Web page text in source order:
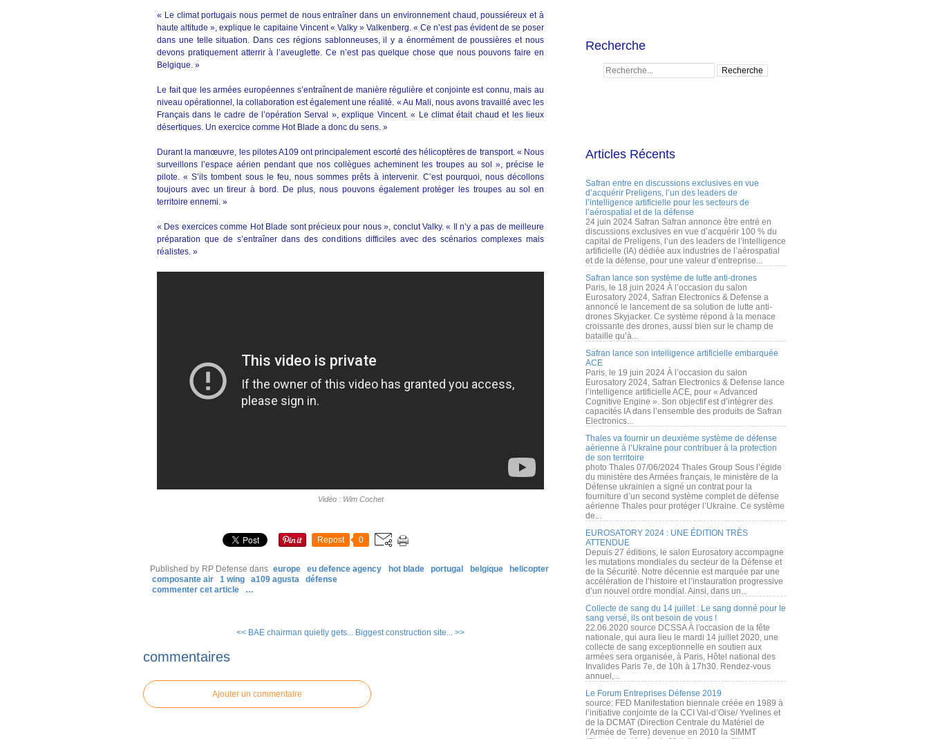
« Le climat portugais nous permet de nous entraîner dans un environnement chaud, poussiéreux et à
haute altitude », explique le capitaine Vincent « Valky » Valkenberg. « Ce n’est pas évident de se poser
dans une telle situation. Dans ces régions sablonneuses, il y a énormément de poussières et nous
devons pratiquement atterrir à l’aveuglette. Ce n’est pas quelque chose que nous pouvons faire en
Belgique. »
Le fait que les armées européennes s’entraînent de manière régulière et conjointe est connu, mais au
niveau opérationnel, la collaboration est également une réalité. « Au Mali, nous avons travaillé avec les
Français dans le cadre de l’opération Serval », explique Vincent. « Le climat était chaud et les lieux
désertiques. Un exercice comme Hot Blade a donc du sens. »
Durant la manœuvre, les pilotes A109 ont principalement escorté des hélicoptères de transport. « Nous
surveillons l’espace aérien pendant que nos collègues acheminent les troupes au sol », précise le
pilote. « S’ils tombent sous le feu, nous sommes prêts à intervenir. C’est pourquoi, nous décollons
toujours avec un tireur à bord. De plus, nous pouvons également protéger les troupes au sol en
territoire ennemi. »
« Des exercices comme Hot Blade sont précieux pour nous », conclut Valky. « Il n’y a pas de meilleure
préparation que de s’entraîner dans des conditions difficiles avec des scénarios complexes mais
réalistes. »
Vidéo : Wim Cochet
Repost 0
Published by RP Defense dans europe eu defence agency hot blade portugal belgique
helicopter
composante air
1 wing a109 agusta
défense
commenter cet article
…
<< BAE chairman quietly gets... Biggest construction site... >>
commentaires
Ajouter un commentaire
Recherche
Articles Récents
Safran entre en discussions exclusives en vue
d’acquérir Preligens, l’un des leaders de
l’intelligence artificielle pour les secteurs de
l’aérospatial et de la défense
24 juin 2024 Safran Safran annonce être entré en
discussions exclusives en vue d’acquérir 100 % du
capital de Preligens, l’un des leaders de l’intelligence
artificielle (IA) dédiée aux industries de l’aérospatial
et de la défense, pour une valeur d’entreprise...
Safran lance son système de lutte anti-drones
Paris, le 18 juin 2024 À l’occasion du salon
Eurosatory 2024, Safran Electronics & Defense a
annoncé le lancement de sa solution de lutte anti-
drones Skyjacker. Ce système répond à la menace
croissante des drones, aussi bien sur le champ de
bataille qu’à...
Safran lance son intelligence artificielle embarquée
ACE
Paris, le 19 juin 2024 À l’occasion du salon
Eurosatory 2024, Safran Electronics & Defense lance
l’intelligence artificielle ACE, pour « Advanced
Cognitive Engine ». Son objectif est d’intégrer des
capacités IA dans l’ensemble des produits de Safran
Electronics...
Thales va fournir un deuxième système de défense
aérienne à l’Ukraine pour contribuer à la protection
de son territoire
photo Thales 07/06/2024 Thales Group Sous l’égide
du ministère des Armées français, le ministère de la
Défense ukrainien a signé un contrat pour la
fourniture d’un second système complet de défense
aérienne Thales pour protéger l’Ukraine. Ce système
de...
EUROSATORY 2024 : UNE ÉDITION TRÈS
ATTENDUE
Depuis 27 éditions, le salon Eurosatory accompagne
les mutations mondiales du secteur de la Défense et
de la Sécurité. Notre décennie est marquée par une
accélération de l’histoire et l’instauration progressive
d’un nouvel ordre mondial. Ainsi, dans un...
Collecte de sang du 14 juillet : Le sang donné pour le
sang versé, ils ont besoin de vous !
22.06.2020 source DCSSA À l'occasion de la fête
nationale, qui aura lieu le mardi 14 juillet 2020, une
collecte de sang exceptionnelle en soutien aux
armées sera organisée, à Paris, Hôtel national des
Invalides Paris 7e, de 10h à 17h30. Rendez-vous
annuel,...
Le Forum Entreprises Défense 2019
source: FED Manifestation biennale créée en 1989 à
l’initiative conjointe de la CCI Val-d’Oise/ Yvelines et
de la DCMAT (Direction Centrale du Matériel de
l’Armée de Terre) devenue en 2010 la SIMMT